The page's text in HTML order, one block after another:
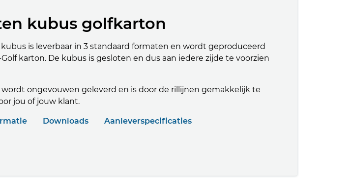
kubus golfkarton
is leverbaar in 3 standaard formaten en wordt geproduceerd
Golf karton. De kubus is gesloten en dus aan iedere zijde te voorzien
ongevouwen geleverd en is door de rillijnen gemakkelijk te
jou of jouw klant.
Downloads Aanleverspecificaties